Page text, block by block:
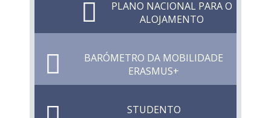
PLANO NACIONAL PARA O
ALOJAMENTO
BARÓMETRO DA MOBILIDADE
ERASMUS+
STUDENTO